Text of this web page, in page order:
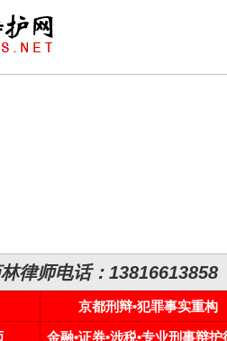
律师电话：13816613858
京都刑辩•犯罪事实重构
金融•证券•涉税•专业刑事辩护